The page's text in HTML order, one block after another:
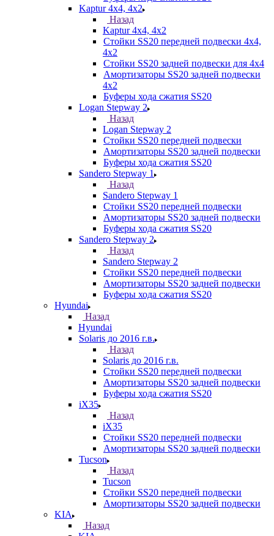
Kaptur 4х4, 4х2
Назад
Kaptur 4х4, 4х2
Стойки SS20 передней подвески 4х4,
4x2
Стойки SS20 задней подвески для 4х4
Амортизаторы SS20 задней подвески
4х2
Буферы хода сжатия SS20
Logan Stepway 2
Назад
Logan Stepway 2
Стойки SS20 передней подвески
Амортизаторы SS20 задней подвески
Буферы хода сжатия SS20
Sandero Stepway 1
Назад
Sandero Stepway 1
Стойки SS20 передней подвески
Амортизаторы SS20 задней подвески
Буферы хода сжатия SS20
Sandero Stepway 2
Назад
Sandero Stepway 2
Стойки SS20 передней подвески
Амортизаторы SS20 задней подвески
Буферы хода сжатия SS20
Hyundai
Назад
Hyundai
Solaris до 2016 г.в.
Назад
Solaris до 2016 г.в.
Стойки SS20 передней подвески
Амортизаторы SS20 задней подвески
Буферы хода сжатия SS20
iX35
Назад
iX35
Стойки SS20 передней подвески
Амортизаторы SS20 задней подвески
Tucson
Назад
Tucson
Стойки SS20 передней подвески
Амортизаторы SS20 задней подвески
KIA
Назад